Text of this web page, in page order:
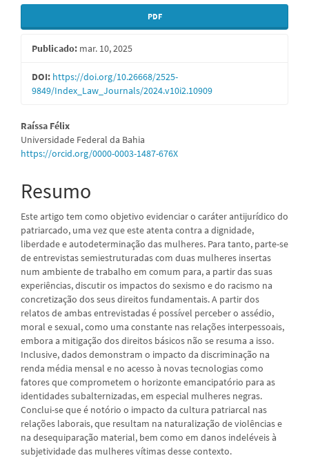
Barra
lateral
de
artigos
PDF
Publicado: mar. 10, 2025
DOI: https://doi.org/10.26668/2525-
9849/Index_Law_Journals/2024.v10i2.10909
Conteúdo
do
principal
Raíssa Félix
Universidade Federal da Bahia
https://orcid.org/0000-0003-1487-676X
Resumo
Este artigo tem como objetivo evidenciar o caráter antijurídico do
patriarcado, uma vez que este atenta contra a dignidade,
liberdade e autodeterminação das mulheres. Para tanto, parte-se
de entrevistas semiestruturadas com duas mulheres insertas
num ambiente de trabalho em comum para, a partir das suas
experiências, discutir os impactos do sexismo e do racismo na
concretização dos seus direitos fundamentais. A partir dos
relatos de ambas entrevistadas é possível perceber o assédio,
moral e sexual, como uma constante nas relações interpessoais,
embora a mitigação dos direitos básicos não se resuma a isso.
Inclusive, dados demonstram o impacto da discriminação na
renda média mensal e no acesso à novas tecnologias como
fatores que comprometem o horizonte emancipatório para as
identidades subalternizadas, em especial mulheres negras.
Conclui-se que é notório o impacto da cultura patriarcal nas
relações laborais, que resultam na naturalização de violências e
na desequiparação material, bem como em danos indeléveis à
subjetividade das mulheres vítimas desse contexto.